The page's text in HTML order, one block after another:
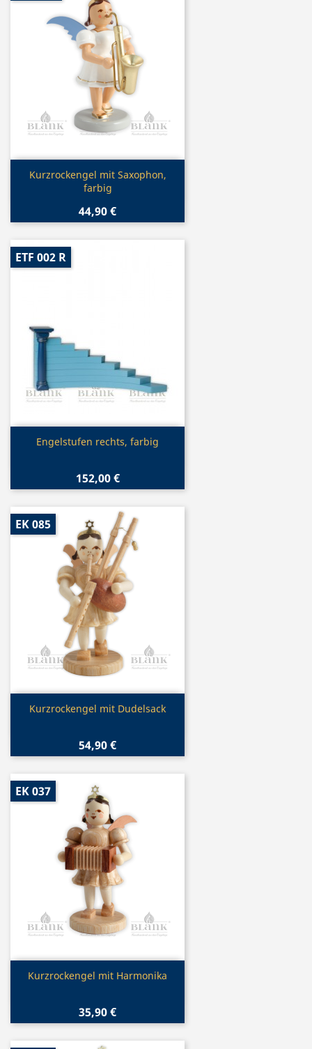
Vorschau
Kurzrockengel mit Saxophon,
farbig
44,90 €
Vorschau
Engelstufen rechts, farbig
152,00 €
ETF 002 R
Vorschau
Kurzrockengel mit Dudelsack
54,90 €
EK 085
Vorschau
Kurzrockengel mit Harmonika
35,90 €
EK 037